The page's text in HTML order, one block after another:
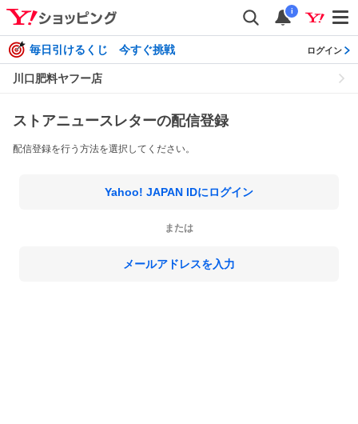
i
毎日引けるくじ 今すぐ挑戦 ログイン
川口肥料ヤフー店
ストアニュースレターの配信登録
配信登録を行う方法を選択してください。
Yahoo! JAPAN IDにログイン
または
メールアドレスを入力